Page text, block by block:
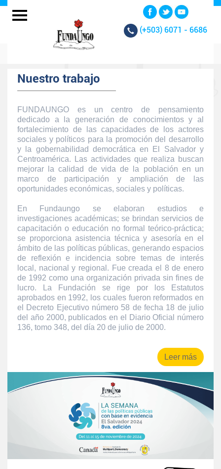
(+503) 6071 - 6686
Nuestro trabajo
FUNDAUNGO es un centro de pensamiento
dedicado a la generación de conocimientos y al
fortalecimiento de las capacidades de los actores
sociales y políticos para la promoción del desarrollo
y la gobernabilidad democrática en El Salvador y
Centroamérica. Las actividades que realiza buscan
mejorar la calidad de vida de la población en un
marco de participación y ampliación de las
oportunidades económicas, sociales y políticas.
En Fundaungo se elaboran estudios e
investigaciones académicas; se brindan servicios de
capacitación o educación no formal teórico-práctica;
se proporciona asistencia técnica y asesoría en el
ámbito de las políticas públicas, generando espacios
de reflexión e incidencia sobre temas de interés
local, nacional y regional. Fue creada el 8 de enero
de 1992 como una organización privada sin fines de
lucro. La Fundación se rige por los Estatutos
aprobados en 1992, los cuales fueron reformados en
el Decreto Ejecutivo número 58 de fecha 18 de julio
del año 2000, publicados en el Diario Oficial número
136, tomo 348, del día 20 de julio de 2000.
Leer más